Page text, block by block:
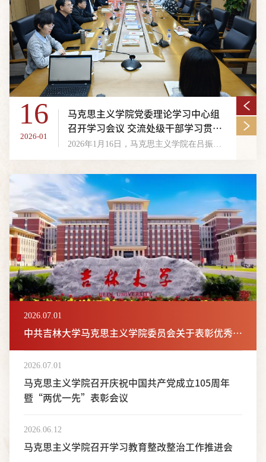
16
2026-01
马克思主义学院党委理论学习中心组
召开学习会议 交流处级干部学习贯彻
党的二十届四中全会精神集中轮训学
2026.07.01
中共吉林大学马克思主义学院委员会关于表彰优秀共
产党员、优秀党务工作者、先进党支部的决定
2026.07.01
马克思主义学院召开庆祝中国共产党成立105周年
暨“两优一先”表彰会议
2026.06.12
马克思主义学院召开学习教育整改整治工作推进会